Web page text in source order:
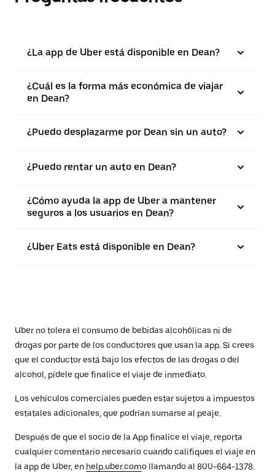
¿La app de Uber está disponible en Dean?
¿Cuál es la forma más económica de viajar
en Dean?
¿Puedo desplazarme por Dean sin un auto?
¿Puedo rentar un auto en Dean?
¿Cómo ayuda la app de Uber a mantener
seguros a los usuarios en Dean?
¿Uber Eats está disponible en Dean?
Uber no tolera el consumo de bebidas alcohólicas ni de
drogas por parte de los conductores que usan la app. Si crees
que el conductor está bajo los efectos de las drogas o del
alcohol, pídele que finalice el viaje de inmediato.
Los vehículos comerciales pueden estar sujetos a impuestos
estatales adicionales, que podrían sumarse al peaje.
Después de que el socio de la App finalice el viaje, reporta
cualquier comentario necesario cuando califiques el viaje en
la app de Uber, en help.uber.como llamando al 800-664-1378.